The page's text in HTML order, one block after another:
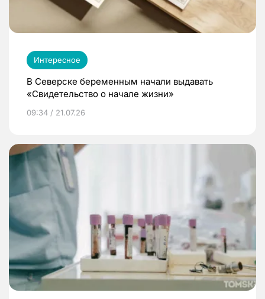
Интересное
В Северске беременным начали выдавать
«Свидетельство о начале жизни»
09:34 / 21.07.26